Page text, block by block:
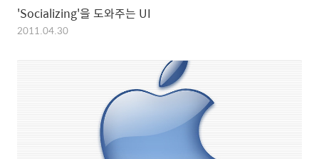
'Socializing'을 도와주는 UI
2011.04.30